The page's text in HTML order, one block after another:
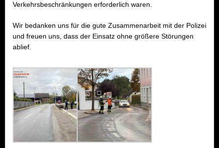
Verkehrsbeschränkungen erforderlich waren.
Wir bedanken uns für die gute Zusammenarbeit mit der Polizei
und freuen uns, dass der Einsatz ohne größere Störungen
ablief.